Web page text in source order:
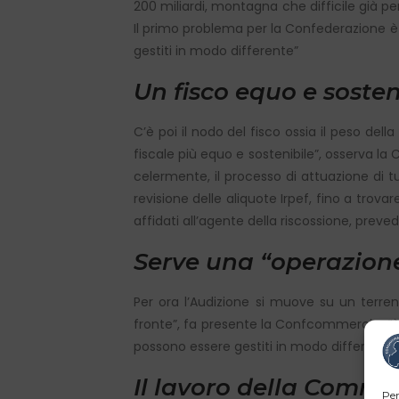
200 miliardi, montagna che difficile già
Il primo problema per la Confederazione
gestiti in modo differente”
Un fisco equo e
C’è poi il nodo del fisco ossia il peso
fiscale più equo e sostenibile”, osserva
celermente, il processo di attuazione di
revisione delle aliquote Irpef, fino a
affidati all’agente della riscossione,
Serve una
Per ora l’Audizione si muove su un
fronte”, fa presente la Confcommercio,
possono essere gestiti in modo
Il lavoro della